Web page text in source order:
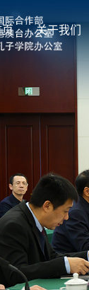
页 关于我们